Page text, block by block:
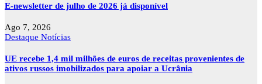
E-newsletter de julho de 2026 já disponível
Ago 7, 2026
Destaque Notícias
UE recebe 1,4 mil milhões de euros de receitas provenientes de
ativos russos imobilizados para apoiar a Ucrânia